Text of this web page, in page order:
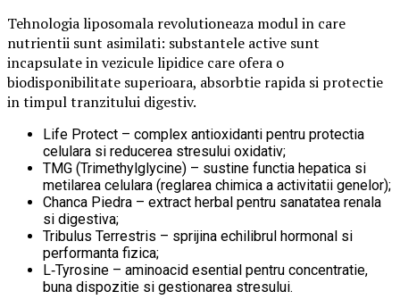
Tehnologia liposomala revolutioneaza modul in care
nutrientii sunt asimilati: substantele active sunt
incapsulate in vezicule lipidice care ofera o
biodisponibilitate superioara, absorbtie rapida si protectie
in timpul tranzitului digestiv.
Life Protect – complex antioxidanti pentru protectia
celulara si reducerea stresului oxidativ;
TMG (Trimethylglycine) – sustine functia hepatica si
metilarea celulara (reglarea chimica a activitatii genelor);
Chanca Piedra – extract herbal pentru sanatatea renala
si digestiva;
Tribulus Terrestris – sprijina echilibrul hormonal si
performanta fizica;
L‑Tyrosine – aminoacid esential pentru concentratie,
buna dispozitie si gestionarea stresului.